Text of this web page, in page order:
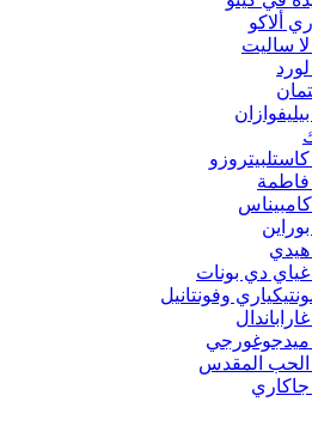
ألاكو
ساليت
فاطمة
هيدي
دي بونات
وفونتانيل
ميدجوغورجي
الحب المقدس